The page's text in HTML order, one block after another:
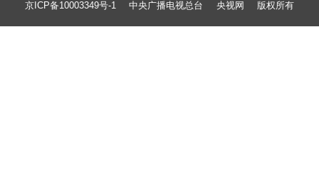
京ICP备10003349号-1 中央广播电视总台 央视网 版权所有